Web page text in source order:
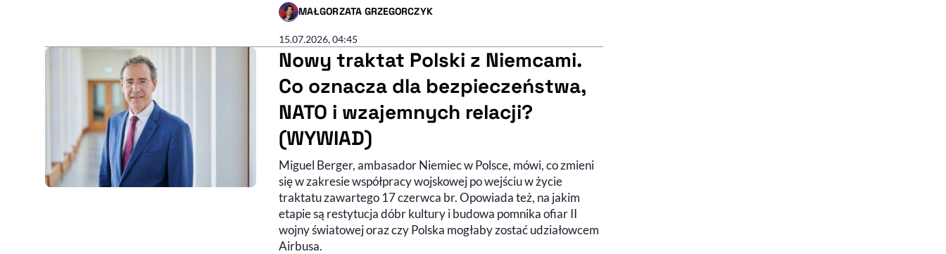
MAŁGORZATA GRZEGORCZYK
- AUTOR ARTYKUŁU - PROFIL
15.07.2026, 04:45
Nowy traktat Polski z Niemcami.
Co oznacza dla bezpieczeństwa,
NATO i wzajemnych relacji?
(WYWIAD)
Miguel Berger, ambasador Niemiec w Polsce, mówi, co zmieni
się w zakresie współpracy wojskowej po wejściu w życie
traktatu zawartego 17 czerwca br. Opowiada też, na jakim
etapie są restytucja dóbr kultury i budowa pomnika ofiar II
wojny światowej oraz czy Polska mogłaby zostać udziałowcem
Airbusa.